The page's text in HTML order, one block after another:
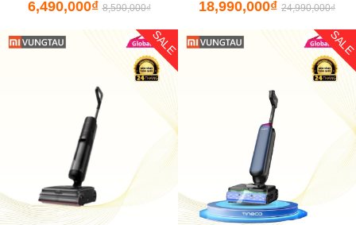
6,490,000₫ 8,590,000₫ 18,990,000₫ 24,990,000₫
SALE SALE